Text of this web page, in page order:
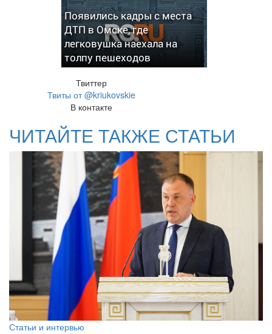
Появились кадры с места
ДТП в Омске, где
легковушка наехала на
толпу пешеходов
Твиттер
Твиты от @kriukovskie
В контакте
ЧИТАЙТЕ ТАКЖЕ СТАТЬИ
Статьи и интервью